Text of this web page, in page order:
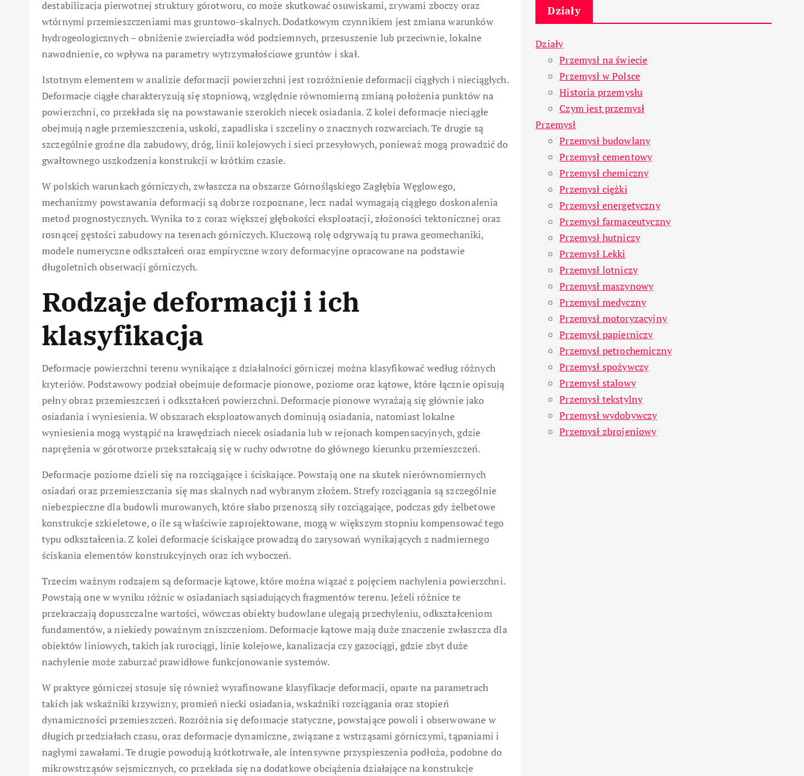
destabilizacja pierwotnej struktury górotworu, co może skutkować osuwiskami, zrywami zboczy oraz
wtórnymi przemieszczeniami mas gruntowo-skalnych. Dodatkowym czynnikiem jest zmiana warunków
hydrogeologicznych – obniżenie zwierciadła wód podziemnych, przesuszenie lub przeciwnie, lokalne
nawodnienie, co wpływa na parametry wytrzymałościowe gruntów i skał.
Istotnym elementem w analizie deformacji powierzchni jest rozróżnienie deformacji ciągłych i nieciągłych.
Deformacje ciągłe charakteryzują się stopniową, względnie równomierną zmianą położenia punktów na
powierzchni, co przekłada się na powstawanie szerokich niecek osiadania. Z kolei deformacje nieciągłe
obejmują nagłe przemieszczenia, uskoki, zapadliska i szczeliny o znacznych rozwarciach. Te drugie są
szczególnie groźne dla zabudowy, dróg, linii kolejowych i sieci przesyłowych, ponieważ mogą prowadzić do
gwałtownego uszkodzenia konstrukcji w krótkim czasie.
W polskich warunkach górniczych, zwłaszcza na obszarze Górnośląskiego Zagłębia Węglowego,
mechanizmy powstawania deformacji są dobrze rozpoznane, lecz nadal wymagają ciągłego doskonalenia
metod prognostycznych. Wynika to z coraz większej głębokości eksploatacji, złożoności tektonicznej oraz
rosnącej gęstości zabudowy na terenach górniczych. Kluczową rolę odgrywają tu prawa geomechaniki,
modele numeryczne odkształceń oraz empiryczne wzory deformacyjne opracowane na podstawie
długoletnich obserwacji górniczych.
Rodzaje deformacji i ich
klasyfikacja
Deformacje powierzchni terenu wynikające z działalności górniczej można klasyfikować według różnych
kryteriów. Podstawowy podział obejmuje deformacje pionowe, poziome oraz kątowe, które łącznie opisują
pełny obraz przemieszczeń i odkształceń powierzchni. Deformacje pionowe wyrażają się głównie jako
osiadania i wyniesienia. W obszarach eksploatowanych dominują osiadania, natomiast lokalne
wyniesienia mogą wystąpić na krawędziach niecek osiadania lub w rejonach kompensacyjnych, gdzie
naprężenia w górotworze przekształcają się w ruchy odwrotne do głównego kierunku przemieszczeń.
Deformacje poziome dzieli się na rozciągające i ściskające. Powstają one na skutek nierównomiernych
osiadań oraz przemieszczania się mas skalnych nad wybranym złożem. Strefy rozciągania są szczególnie
niebezpieczne dla budowli murowanych, które słabo przenoszą siły rozciągające, podczas gdy żelbetowe
konstrukcje szkieletowe, o ile są właściwie zaprojektowane, mogą w większym stopniu kompensować tego
typu odkształcenia. Z kolei deformacje ściskające prowadzą do zarysowań wynikających z nadmiernego
ściskania elementów konstrukcyjnych oraz ich wyboczeń.
Trzecim ważnym rodzajem są deformacje kątowe, które można wiązać z pojęciem nachylenia powierzchni.
Powstają one w wyniku różnic w osiadaniach sąsiadujących fragmentów terenu. Jeżeli różnice te
przekraczają dopuszczalne wartości, wówczas obiekty budowlane ulegają przechyleniu, odkształceniom
fundamentów, a niekiedy poważnym zniszczeniom. Deformacje kątowe mają duże znaczenie zwłaszcza dla
obiektów liniowych, takich jak rurociągi, linie kolejowe, kanalizacja czy gazociągi, gdzie zbyt duże
nachylenie może zaburzać prawidłowe funkcjonowanie systemów.
W praktyce górniczej stosuje się również wyrafinowane klasyfikacje deformacji, oparte na parametrach
takich jak wskaźniki krzywizny, promień niecki osiadania, wskaźniki rozciągania oraz stopień
dynamiczności przemieszczeń. Rozróżnia się deformacje statyczne, powstające powoli i obserwowane w
długich przedziałach czasu, oraz deformacje dynamiczne, związane z wstrząsami górniczymi, tąpaniami i
nagłymi zawałami. Te drugie powodują krótkotrwałe, ale intensywne przyspieszenia podłoża, podobne do
mikrowstrząsów sejsmicznych, co przekłada się na dodatkowe obciążenia działające na konstrukcje
Działy
Działy
Przemysł na świecie
Przemysł w Polsce
Historia przemysłu
Czym jest przemysł
Przemysł
Przemysł budowlany
Przemysł cementowy
Przemysł chemiczny
Przemysł ciężki
Przemysł energetyczny
Przemysł farmaceutyczny
Przemysł hutniczy
Przemysł Lekki
Przemysł lotniczy
Przemysł maszynowy
Przemysł medyczny
Przemysł motoryzacyjny
Przemysł papierniczy
Przemysł petrochemiczny
Przemysł spożywczy
Przemysł stalowy
Przemysł tekstylny
Przemysł wydobywczy
Przemysł zbrojeniowy